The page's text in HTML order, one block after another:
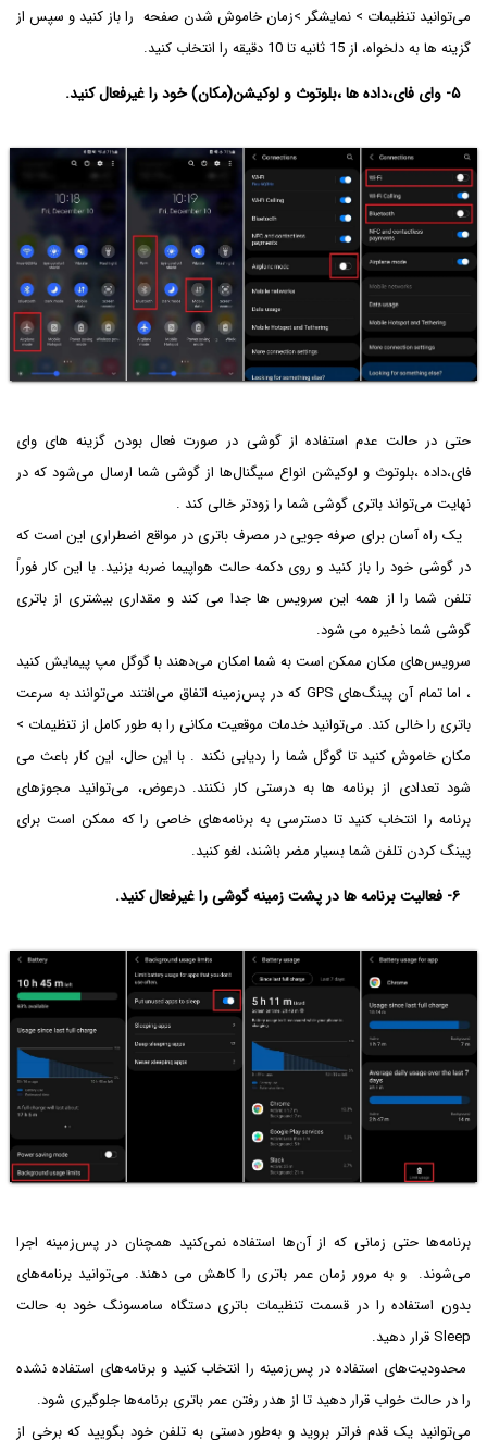
می‌توانید تنظیمات > نمایشگر >زمان خاموش شدن صفحه را باز کنید و سپس از
گزینه ها به دلخواه، از 15 ثانیه تا 10 دقیقه را انتخاب کنید.
۵- وای فای،داده ها ،بلوتوث و لوکیشن(مکان) خود را غیرفعال کنید.
حتی در حالت عدم استفاده از گوشی در صورت فعال بودن گزینه های وای
فای،داده ،بلوتوث و لوکیشن انواع سیگنال‌ها از گوشی شما ارسال می‌شود که در
نهایت می‌تواند باتری گوشی شما را زودتر خالی کند .
یک راه آسان برای صرفه جویی در مصرف باتری در مواقع اضطراری این است که
در گوشی خود را باز کنید و روی دکمه حالت هواپیما ضربه بزنید. با این کار فوراً
تلفن شما را از همه این سرویس ها جدا می کند و مقداری بیشتری از باتری
گوشی شما ذخیره می شود.
سرویس‌های مکان ممکن است به شما امکان می‌دهند با گوگل مپ پیمایش کنید
، اما تمام آن پینگ‌های GPS که در پس‌زمینه اتفاق می‌افتند می‌توانند به سرعت
باتری را خالی کند. می‌توانید خدمات موقعیت مکانی را به طور کامل از تنظیمات >
مکان خاموش کنید تا گوگل شما را ردیابی نکند . با این حال، این کار باعث می
شود تعدادی از برنامه ها به درستی کار نکنند. درعوض، می‌توانید مجوزهای
برنامه را انتخاب کنید تا دسترسی به برنامه‌های خاصی را که ممکن است برای
پینگ کردن تلفن شما بسیار مضر باشند، لغو کنید.
۶- فعالیت برنامه ها در پشت زمینه گوشی را غیرفعال کنید.
برنامه‌ها حتی زمانی که از آن‌ها استفاده نمی‌کنید همچنان در پس‌زمینه اجرا
می‌شوند. و به مرور زمان عمر باتری را کاهش می دهند. می‌توانید برنامه‌های
بدون استفاده را در قسمت تنظیمات باتری دستگاه سامسونگ خود به حالت
Sleep قرار دهید.
محدودیت‌های استفاده در پس‌زمینه را انتخاب کنید و برنامه‌های استفاده نشده
را در حالت خواب قرار دهید تا از هدر رفتن عمر باتری برنامه‌ها جلوگیری شود.
می‌توانید یک قدم فراتر بروید و به‌طور دستی به تلفن خود بگویید که برخی از